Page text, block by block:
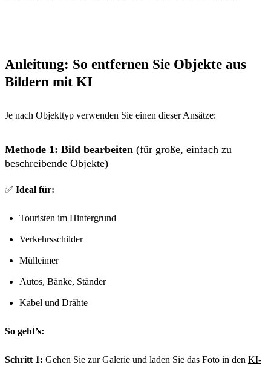
Anleitung: So entfernen Sie Objekte aus
Bildern mit KI
Je nach Objekttyp verwenden Sie einen dieser Ansätze:
Methode 1: Bild bearbeiten (für große, einfach zu
beschreibende Objekte)
✅ Ideal für:
Touristen im Hintergrund
Verkehrsschilder
Mülleimer
Autos, Bänke, Ständer
Kabel und Drähte
So geht’s:
Schritt 1: Gehen Sie zur Galerie und laden Sie das Foto in den KI-